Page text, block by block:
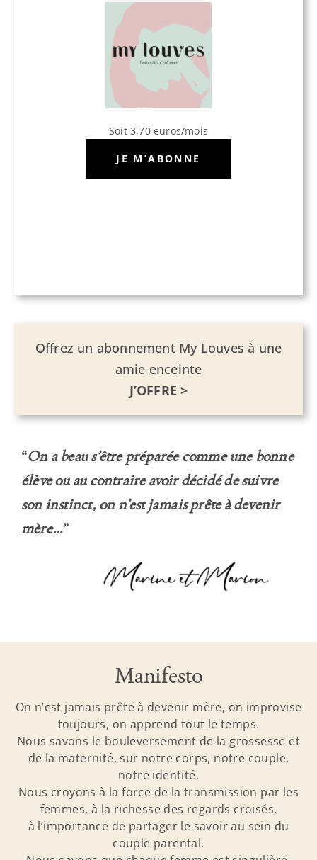
Soit 3,70 euros/mois
JE M’ABONNE
Offrez un abonnement My Louves à une
amie enceinte
J’OFFRE >
“On a beau s’être préparée comme une bonne
élève ou au contraire avoir décidé de suivre
son instinct, on n’est jamais prête à devenir
mère…”
Manifesto
On n’est jamais prête à devenir mère, on improvise
toujours, on apprend tout le temps.
Nous savons le bouleversement de la grossesse et
de la maternité, sur notre corps, notre couple,
notre identité.
Nous croyons à la force de la transmission par les
femmes, à la richesse des regards croisés,
à l’importance de partager le savoir au sein du
couple parental.